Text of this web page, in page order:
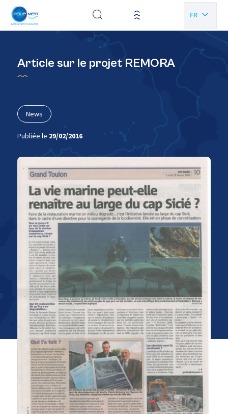
FR
Article sur le projet REMORA
News
Publiée le 29/02/2016
Panneau de gestion des cookies